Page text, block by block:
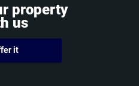
property
us
it